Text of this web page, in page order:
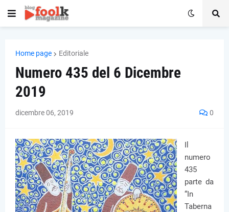
Home page Editoriale
Numero 435 del 6 Dicembre
2019
dicembre 06, 2019 0
Il
numero
435
parte da
“In
Taberna